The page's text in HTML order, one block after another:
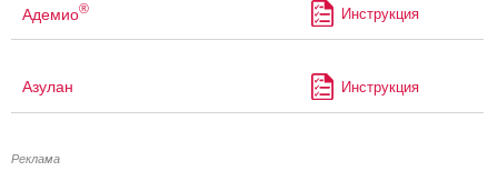
Адемио® Инструкция
Азулан Инструкция
Реклама